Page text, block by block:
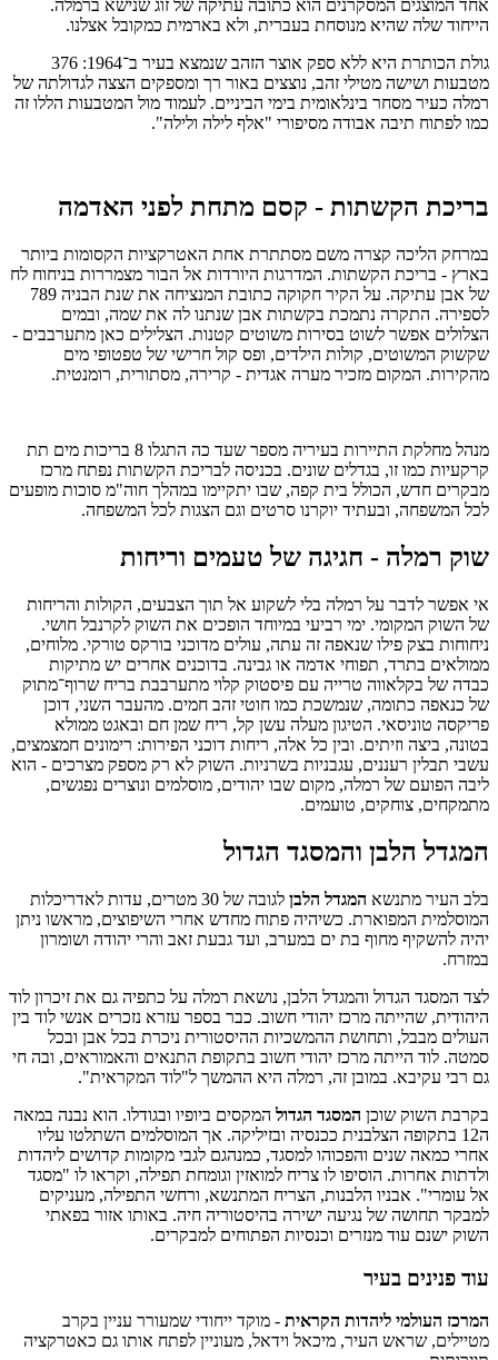
אחד המוצגים המסקרנים הוא כתובה עתיקה של זוג שנישא ברמלה.
הייחוד שלה שהיא מנוסחת בעברית, ולא בארמית כמקובל אצלנו.
גולת הכותרת היא ללא ספק אוצר הזהב שנמצא בעיר ב־1964: 376
מטבעות ושישה מטילי זהב, נוצצים באור רך ומספקים הצצה לגדולתה של
רמלה כעיר מסחר בינלאומית בימי הביניים. לעמוד מול המטבעות הללו זה
כמו לפתוח תיבה אבודה מסיפורי "אלף לילה ולילה".
בריכת הקשתות - קסם מתחת לפני האדמה
במרחק הליכה קצרה משם מסתתרת אחת האטרקציות הקסומות ביותר
בארץ - בריכת הקשתות. המדרגות היורדות אל הבור מצמררות בניחוח לח
של אבן עתיקה. על הקיר חקוקה כתובת המנציחה את שנת הבניה 789
לספירה. התקרה נתמכת בקשתות אבן שנתנו לה את שמה, ובמים
הצלולים אפשר לשוט בסירות משוטים קטנות. הצלילים כאן מתערבבים -
שקשוק המשוטים, קולות הילדים, ופס קול חרישי של טפטופי מים
מהקירות. המקום מזכיר מערה אגדית - קרירה, מסתורית, רומנטית.
מנהל מחלקת התיירות בעיריה מספר שעד כה התגלו 8 בריכות מים תת
קרקעיות כמו זו, בגדלים שונים. בכניסה לבריכת הקשתות נפתח מרכז
מבקרים חדש, הכולל בית קפה, שבו יתקיימו במהלך חוה"מ סוכות מופעים
לכל המשפחה, ובעתיד יוקרנו סרטים וגם הצגות לכל המשפחה.
שוק רמלה - חגיגה של טעמים וריחות
אי אפשר לדבר על רמלה בלי לשקוע אל תוך הצבעים, הקולות והריחות
של השוק המקומי. ימי רביעי במיוחד הופכים את השוק לקרנבל חושי.
ניחוחות בצק פילו שנאפה זה עתה, עולים מדוכני בורקס טורקי. מלוחים,
ממולאים בתרד, תפוחי אדמה או גבינה. בדוכנים אחרים יש מתיקות
כבדה של בקלאווה טרייה עם פיסטוק קלוי מתערבבת בריח שרוף־מתוק
של כנאפה כתומה, שנמשכת כמו חוטי זהב חמים. מהעבר השני, דוכן
פריקסה טוניסאי. הטיגון מעלה עשן קל, ריח שמן חם ובאגט ממולא
בטונה, ביצה וזיתים. ובין כל אלה, ריחות דוכני הפירות: רימונים חמצמצים,
עשבי תבלין רעננים, עגבניות בשרניות. השוק לא רק מספק מצרכים - הוא
ליבה הפועם של רמלה, מקום שבו יהודים, מוסלמים ונוצרים נפגשים,
מתמקחים, צוחקים, טועמים.
המגדל הלבן והמסגד הגדול
בלב העיר מתנשא המגדל הלבן
לגובה של 30 מטרים, עדות לאדריכלות
המוסלמית המפוארת. כשיהיה פתוח מחדש אחרי השיפוצים, מראשו ניתן
יהיה להשקיף מחוף בת ים במערב, ועד גבעת זאב והרי יהודה ושומרון
במזרח.
לצד המסגד הגדול והמגדל הלבן, נושאת רמלה על כתפיה גם את זיכרון לוד
היהודית, שהייתה מרכז יהודי חשוב. כבר בספר עזרא נזכרים אנשי לוד בין
העולים מבבל, ותחושת ההמשכיות ההיסטורית ניכרת בכל אבן ובכל
סמטה. לוד הייתה מרכז יהודי חשוב בתקופת התנאים והאמוראים, ובה חי
גם רבי עקיבא. במובן זה, רמלה היא ההמשך ל"לוד המקראית".
בקרבת השוק שוכן המסגד הגדול המקסים ביופיו ובגודלו. הוא נבנה במאה
ה12 בתקופה הצלבנית ככנסיה ובזיליקה. אך המוסלמים השתלטו עליו
אחרי כמאה שנים והפכוהו למסגד, כמנהגם לגבי מקומות קדושים ליהדות
ולדתות אחרות. הוסיפו לו צריח למואזין וגומחת תפילה, וקראו לו "מסגד
אל עומרי". אבניו הלבנות, הצריח המתנשא, ורחשי התפילה, מעניקים
למבקר תחושה של נגיעה ישירה בהיסטוריה חיה. באותו אזור בפאתי
השוק ישנם עוד מנזרים וכנסיות הפתוחים למבקרים.
עוד פנינים בעיר
המרכז העולמי ליהדות הקראית - מוקד ייחודי שמעורר עניין בקרב
מטיילים, שראש העיר, מיכאל וידאל, מעוניין לפתח אותו גם כאטרקציה